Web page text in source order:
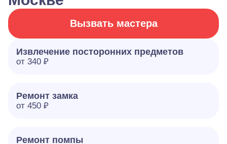
Вызвать мастера
Извлечение посторонних предметов
от 340 ₽
Ремонт замка
от 450 ₽
Ремонт помпы